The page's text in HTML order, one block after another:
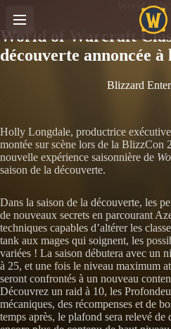
World of
World of Warcraft
découverte annoncée
Blizzard
Holly Longdale, productrice
montée sur scène lors de la BlizzCon
nouvelle expérience saisonnière de
saison de la découverte.
Dans la saison de la découverte, les
de nouveaux secrets en parcourant
techniques capables d’altérer les
tank aux mages qui soignent, les
variées ! La saison débutera avec un
à 25, et une fois le niveau maximum
seront confrontés à un nouveau
Découvrez un raid à 10, les
mécaniques, des récompenses et de
temps après, le plafond sera relevé